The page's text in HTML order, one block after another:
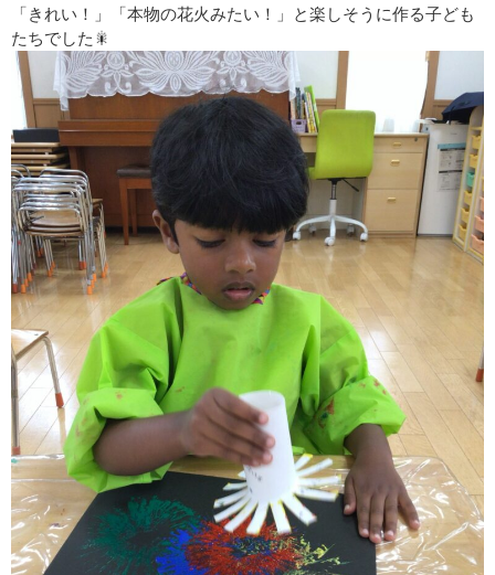
「きれい！」「本物の花火みたい！」と楽しそうに作る子ども
たちでした🎇